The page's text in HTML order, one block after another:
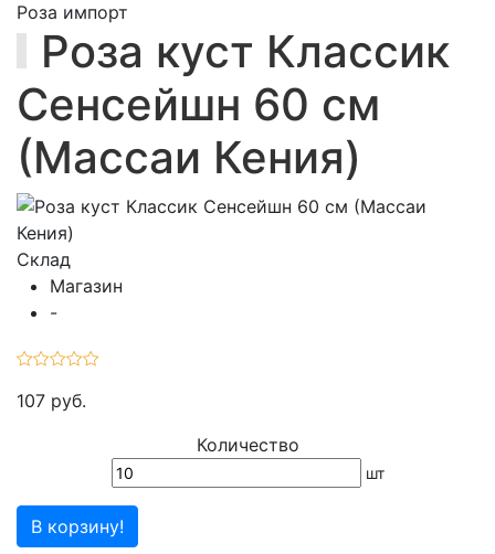
Роза импорт
Роза куст Классик
Сенсейшн 60 см
(Массаи Кения)
Склад
Магазин
-
107 руб.
Количество
шт
В корзину!